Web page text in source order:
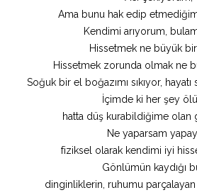
Ama bunu hak edip
Kendimi arıyorum,
Hissetmek ne büyük bir
Hissetmek zorunda olmak ne
Soğuk bir el boğazımı sıkıyor,
İçimde ki her şey
hatta düş kurabildiğime olan
Ne yaparsam
fiziksel olarak kendimi iyi
Gönlümün kaydığı
dinginliklerin, ruhumu